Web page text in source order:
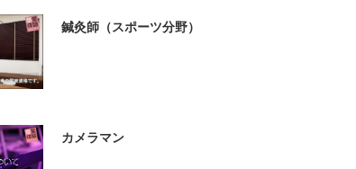
鍼灸師（スポーツ分野）
カメラマン